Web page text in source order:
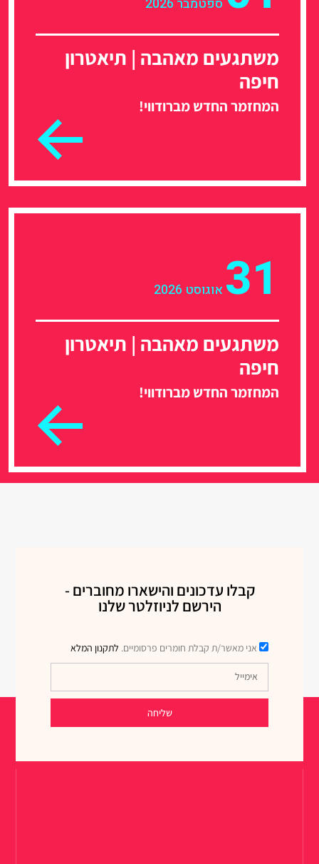
ספטמבר 2026
משתגעים מאהבה | תיאטרון
חיפה
המחזמר החדש מברודווי!
31 אוגוסט 2026
משתגעים מאהבה | תיאטרון
חיפה
המחזמר החדש מברודווי!
קבלו עדכונים והישארו מחוברים -
הירשם לניוזלטר שלנו
אני מאשר/ת קבלת חומרים פרסומיים. לתקנון המלא
שליחה